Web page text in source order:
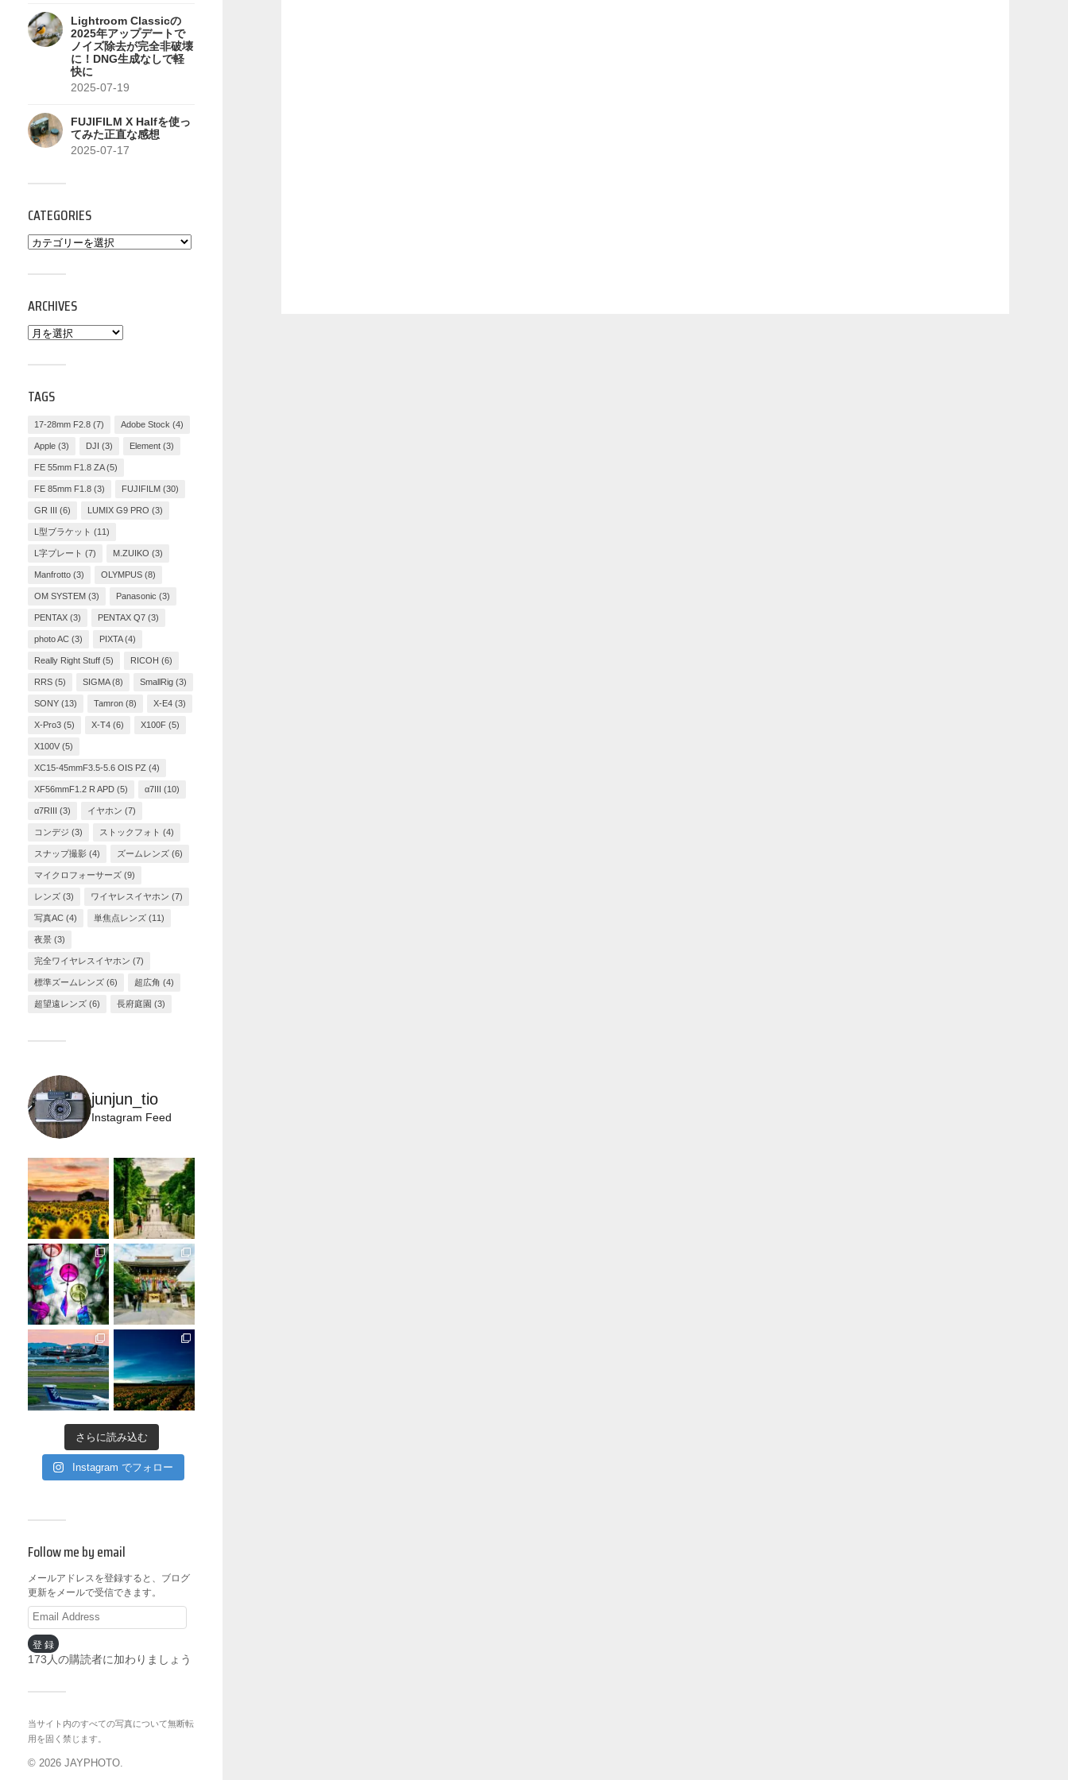
Lightroom Classicの
2025年アップデートで
ノイズ除去が完全非破壊
に！DNG生成なしで軽
快に
2025-07-19
FUJIFILM X Halfを使っ
てみた正直な感想
2025-07-17
CATEGORIES
ARCHIVES
TAGS
17-28mm F2.8 (7) Adobe Stock (4)
Apple (3) DJI (3) Element (3)
FE 55mm F1.8 ZA(5)
FE 85mm F1.8 (3) FUJIFILM (30)
GR III (6) LUMIX G9 PRO (3)
L型ブラケット (11)
L字プレート (7) M.ZUIKO (3)
Manfrotto (3) OLYMPUS (8)
OM SYSTEM (3) Panasonic (3)
PENTAX (3) PENTAX Q7 (3)
photo AC (3) PIXTA(4)
Really Right Stuff (5) RICOH (6)
RRS (5) SIGMA(8) SmallRig (3)
SONY (13) Tamron (8) X-E4 (3)
X-Pro3 (5) X-T4 (6) X100F (5)
X100V (5)
XC15-45mmF3.5-5.6 OIS PZ (4)
XF56mmF1.2 R APD (5) α7III (10)
α7RIII (3) イヤホン (7)
コンデジ (3) ストックフォト (4)
スナップ撮影 (4) ズームレンズ (6)
マイクロフォーサーズ (9)
レンズ (3) ワイヤレスイヤホン (7)
写真AC (4) 単焦点レンズ (11)
夜景 (3)
完全ワイヤレスイヤホン (7)
標準ズームレンズ (6) 超広角 (4)
超望遠レンズ (6) 長府庭園 (3)
junjun_tio
Instagram Feed
さらに読み込む
Instagram でフォロー
Follow me by email
メールアドレスを登録すると、ブログ
更新をメールで受信できます。
登録
173人の購読者に加わりましょう
当サイト内のすべての写真について無断転
用を固く禁じます。
© 2026 JAYPHOTO.